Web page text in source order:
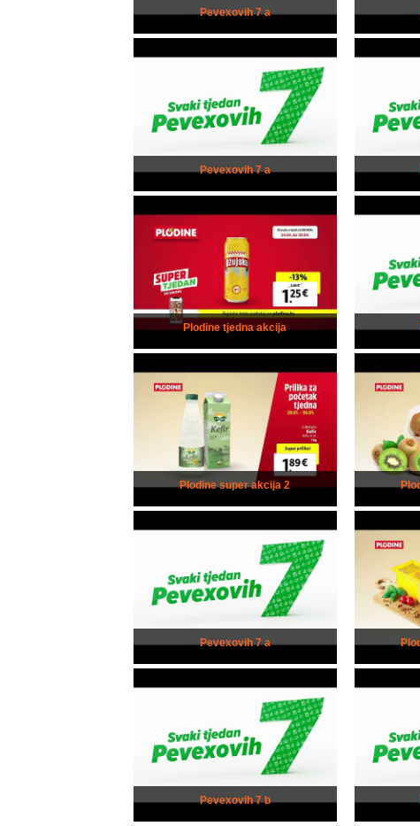
Pevexovih 7 a
Pevexovih 7 a
Plodine tjedna akcija
Plodine super akcija 2
Pevexovih 7 a
Pevexovih 7 b